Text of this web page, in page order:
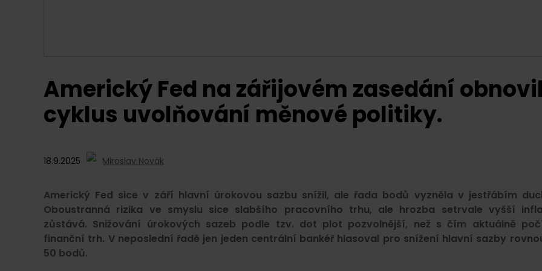
Americký Fed na zářijovém zasedání obnovil
cyklus uvolňování měnové politiky.
18.9.2025 Miroslav Novák
Americký Fed sice v září hlavní úrokovou sazbu snížil, ale řada bodů vyzněla v jestřábím
Oboustranná rizika ve smyslu sice slabšího pracovního trhu, ale hrozba setrvale vyšší
zůstává. Snižování úrokových sazeb podle tzv. dot plot pozvolnější, než s čím aktuálně
finanční trh. V neposlední řadě jen jeden centrální bankéř hlasoval pro snížení hlavní sazby
50 bodů.